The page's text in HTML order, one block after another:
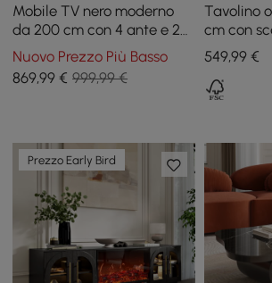
Mobile TV nero moderno
da 200 cm con 4 ante e 2
cassetti
Nuovo Prezzo Più Basso
869,99 € 999,99 €
Tavolino
cm con
piano
549,99€
Prezzo Early Bird